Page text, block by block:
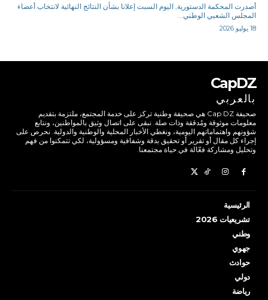
أصدرت المحكمة الدستورية, اليوم السبت إعلانا بشأن النتائج النهائية لانتخاب أعضاء
المجلس الشعبي الوطني...
18 يوليو 2026
CapDZ
بالعربي
صحيفة Cap DZ هي صحيفة وطنية تركز على خدمة المجتمع، ملتزمة بتقديم
معلومات موثوقة ومُدققة وذات صلة. نبقى على اتصال وثيق بالمواطنين، ونتابع
شؤونهم واهتماماتهم اليومية، ونغطي الأخبار المحلية والوطنية والدولية. نحرص على
إجراء كل مقال أو تقرير أو تحقيق بدقة وشفافية ومسؤولية، لكي تتمكنوا من فهم
وتحليل ومشاركة فعّالة في حياة مجتمعنا.
الرئيسية
تشريعيات 2026
وطني
جهوي
حوادث
دولي
رياضة